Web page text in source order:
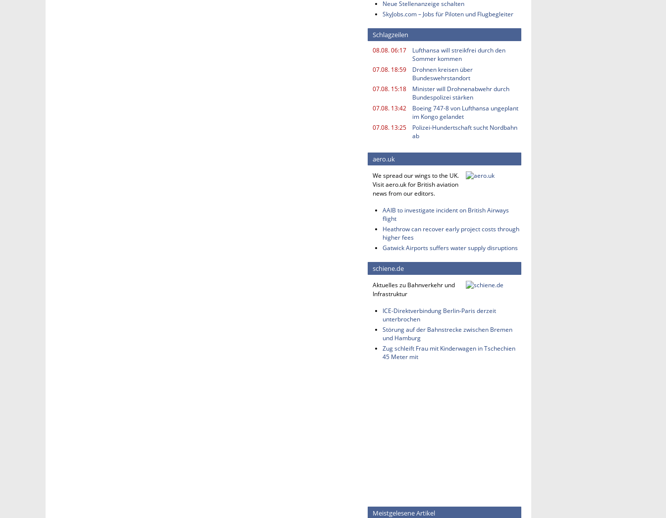
Neue Stellenanzeige schalten
SkyJobs.com – Jobs für Piloten und Flugbegleiter
Schlagzeilen
08.08. 06:17
Lufthansa will streikfrei durch den
Sommer kommen
07.08. 18:59
Drohnen kreisen über
Bundeswehrstandort
07.08. 15:18
Minister will Drohnenabwehr durch
Bundespolizei stärken
07.08. 13:42
Boeing 747-8 von Lufthansa ungeplant
im Kongo gelandet
07.08. 13:25
Polizei-Hundertschaft sucht Nordbahn
ab
aero.uk
We spread our wings to the UK.
Visit aero.uk for British aviation
news from our editors.
AAIB to investigate incident on British Airways
flight
Heathrow can recover early project costs through
higher fees
Gatwick Airports suffers water supply disruptions
schiene.de
Aktuelles zu Bahnverkehr und
Infrastruktur
ICE-Direktverbindung Berlin-Paris derzeit
unterbrochen
Störung auf der Bahnstrecke zwischen Bremen
und Hamburg
Zug schleift Frau mit Kinderwagen in Tschechien
45 Meter mit
Meistgelesene Artikel